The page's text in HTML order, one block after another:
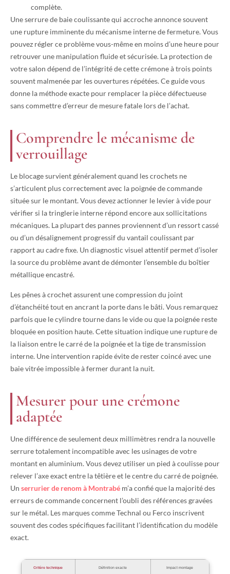
complète.
Une serrure de baie coulissante qui accroche annonce souvent
une rupture imminente du mécanisme interne de fermeture. Vous
pouvez régler ce problème vous-même en moins d’une heure pour
retrouver une manipulation fluide et sécurisée. La protection de
votre salon dépend de l’intégrité de cette crémone à trois points
souvent malmenée par les ouvertures répétées. Ce guide vous
donne la méthode exacte pour remplacer la pièce défectueuse
sans commettre d’erreur de mesure fatale lors de l’achat.
Comprendre le mécanisme de
verrouillage
Le blocage survient généralement quand les crochets ne
s’articulent plus correctement avec la poignée de commande
située sur le montant. Vous devez actionner le levier à vide pour
vérifier si la tringlerie interne répond encore aux sollicitations
mécaniques. La plupart des pannes proviennent d’un ressort cassé
ou d’un désalignement progressif du vantail coulissant par
rapport au cadre fixe. Un diagnostic visuel attentif permet d’isoler
la source du problème avant de démonter l’ensemble du boîtier
métallique encastré.
Les pênes à crochet assurent une compression du joint
d’étanchéité tout en ancrant la porte dans le bâti. Vous remarquez
parfois que le cylindre tourne dans le vide ou que la poignée reste
bloquée en position haute. Cette situation indique une rupture de
la liaison entre le carré de la poignée et la tige de transmission
interne. Une intervention rapide évite de rester coincé avec une
baie vitrée impossible à fermer durant la nuit.
Mesurer pour une crémone
adaptée
Une différence de seulement deux millimètres rendra la nouvelle
serrure totalement incompatible avec les usinages de votre
montant en aluminium. Vous devez utiliser un pied à coulisse pour
relever l’axe exact entre la têtière et le centre du carré de poignée.
Un serrurier de renom à Montrabé m’a confié que la majorité des
erreurs de commande concernent l’oubli des références gravées
sur le métal. Les marques comme Technal ou Ferco inscrivent
souvent des codes spécifiques facilitant l’identification du modèle
exact.
Critère technique Définition exacte Impact montage